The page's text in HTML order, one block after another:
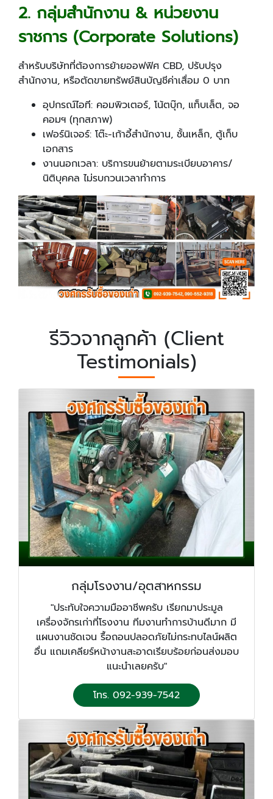
2. กลุ่มสำนักงาน & หน่วยงาน
ราชการ (Corporate Solutions)
สำหรับบริษัทที่ต้องการย้ายออฟฟิศ CBD, ปรับปรุง
สำนักงาน, หรือตัดขายทรัพย์สินบัญชีค่าเสื่อม 0 บาท
อุปกรณ์ไอที: คอมพิวเตอร์, โน้ตบุ๊ก, แท็บเล็ต, จอ
คอมฯ (ทุกสภาพ)
เฟอร์นิเจอร์: โต๊ะ-เก้าอี้สำนักงาน, ชั้นเหล็ก, ตู้เก็บ
เอกสาร
งานนอกเวลา: บริการขนย้ายตามระเบียบอาคาร/
นิติบุคคล ไม่รบกวนเวลาทำการ
รีวิวจากลูกค้า (Client
Testimonials)
กลุ่มโรงงาน/อุตสาหกรรม
"ประทับใจความมืออาชีพครับ เรียกมาประมูล
เครื่องจักรเก่าที่โรงงาน ทีมงานทำการบ้านดีมาก มี
แผนงานชัดเจน รื้อถอนปลอดภัยไม่กระทบไลน์ผลิต
อื่น แถมเคลียร์หน้างานสะอาดเรียบร้อยก่อนส่งมอบ
แนะนำเลยครับ"
โทร. 092-939-7542